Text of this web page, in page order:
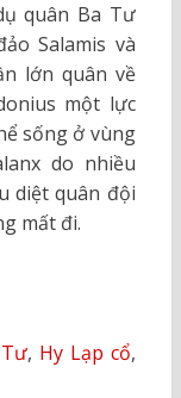
quân Ba Tư
Salamis và
lớn quân về
một lực
sống ở vùng
do nhiều
diệt quân đội
mất đi.
, Hy Lạp cổ,